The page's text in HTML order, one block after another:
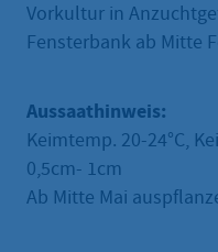
Vorkultur in
Fensterbank ab Mitte
Aussaathinweis:
Keimtemp. 20-24°C,
0,5cm- 1cm
Ab Mitte Mai